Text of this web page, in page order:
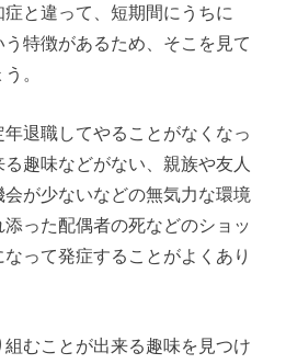
と違って、短期間にうちに
特徴があるため、そこを見て
。
退職してやることがなくなっ
趣味などがない、親族や友人
が少ないなどの無気力な環境
った配偶者の死などのショッ
って発症することがよくあり
むことが出来る趣味を見つけ